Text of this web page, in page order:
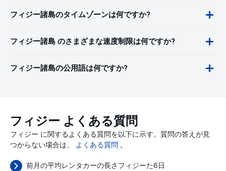
フィジー諸島のタイムゾーンは何ですか?
フィジー諸島 のさまざまな速度制限は何ですか?
フィジー諸島の公用語は何ですか?
フィジー よくある質問
フィジー に関するよくある質問を以下に示す。質問の答えが見
つからない場合は、
よくある質問 。
前月の平均レンタカーの長さフィジーた6日